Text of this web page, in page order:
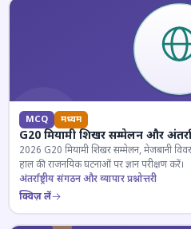
MCQ मध्यम
G20 मियामी शिखर सम्मेलन और
2026 G20 मियामी शिखर सम्मेलन, मेजबानी
हाल की राजनयिक घटनाओं पर ज्ञान परीक्षण करें।
अंतर्राष्ट्रीय संगठन और व्यापार प्रश्नोत्तरी
क्विज़ लें